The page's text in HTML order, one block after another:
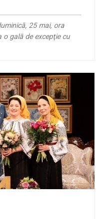
25 mai, ora
o gală de excepţie cu